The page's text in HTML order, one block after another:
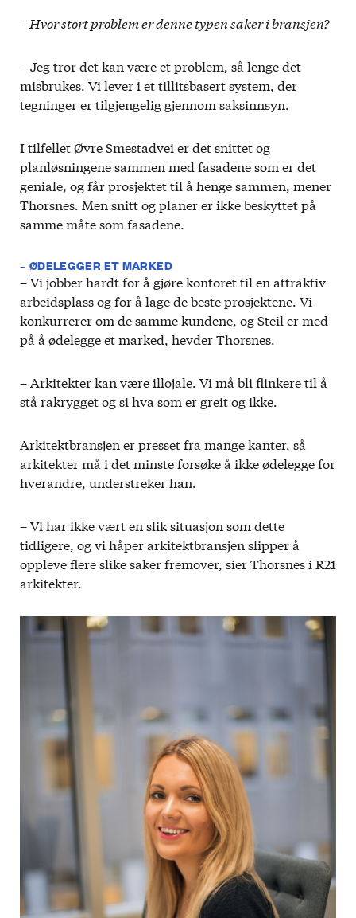
– Hvor stort problem er denne typen saker i bransjen?
– Jeg tror det kan være et problem, så lenge det
misbrukes. Vi lever i et tillitsbasert system, der
tegninger er tilgjengelig gjennom saksinnsyn.
I tilfellet Øvre Smestadvei er det snittet og
planløsningene sammen med fasadene som er det
geniale, og får prosjektet til å henge sammen, mener
Thorsnes. Men snitt og planer er ikke beskyttet på
samme måte som fasadene.
– ØDELEGGER ET MARKED
– Vi jobber hardt for å gjøre kontoret til en attraktiv
arbeidsplass og for å lage de beste prosjektene. Vi
konkurrerer om de samme kundene, og Steil er med
på å ødelegge et marked, hevder Thorsnes.
– Arkitekter kan være illojale. Vi må bli flinkere til å
stå rakrygget og si hva som er greit og ikke.
Arkitektbransjen er presset fra mange kanter, så
arkitekter må i det minste forsøke å ikke ødelegge for
hverandre, understreker han.
– Vi har ikke vært en slik situasjon som dette
tidligere, og vi håper arkitektbransjen slipper å
oppleve flere slike saker fremover, sier Thorsnes i R21
arkitekter.